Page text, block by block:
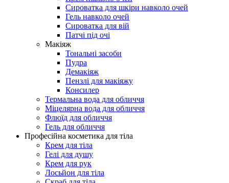
Сироватка для шкіри навколо очей
Гель навколо очей
Сироватка для вій
Патчі під очі
Макіяж
Тональні засоби
Пудра
Демакіяж
Пензлі для макіяжу
Консилер
Термальна вода для обличчя
Міцелярна вода для обличчя
Флюїд для обличчя
Гель для обличчя
Професійна косметика для тіла
Крем для тіла
Гелі для душу
Крем для рук
Лосьйон для тіла